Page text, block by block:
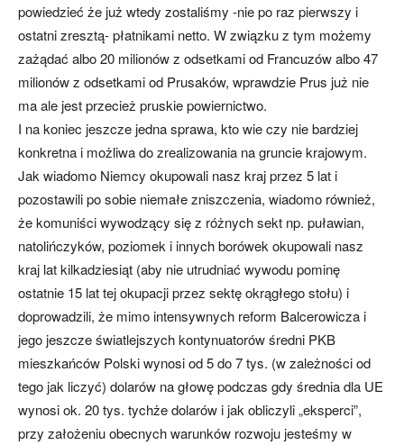
powiedzieć że już wtedy zostaliśmy -nie po raz pierwszy i
ostatni zresztą- płatnikami netto. W związku z tym możemy
zażądać albo 20 milionów z odsetkami od Francuzów albo 47
milionów z odsetkami od Prusaków, wprawdzie Prus już nie
ma ale jest przecież pruskie powiernictwo.
I na koniec jeszcze jedna sprawa, kto wie czy nie bardziej
konkretna i możliwa do zrealizowania na gruncie krajowym.
Jak wiadomo Niemcy okupowali nasz kraj przez 5 lat i
pozostawili po sobie niemałe zniszczenia, wiadomo również,
że komuniści wywodzący się z różnych sekt np. puławian,
natolińczyków, poziomek i innych borówek okupowali nasz
kraj lat kilkadziesiąt (aby nie utrudniać wywodu pominę
ostatnie 15 lat tej okupacji przez sektę okrągłego stołu) i
doprowadzili, że mimo intensywnych reform Balcerowicza i
jego jeszcze światlejszych kontynuatorów średni PKB
mieszkańców Polski wynosi od 5 do 7 tys. (w zależności od
tego jak liczyć) dolarów na głowę podczas gdy średnia dla UE
wynosi ok. 20 tys. tychże dolarów i jak obliczyli „eksperci”,
przy założeniu obecnych warunków rozwoju jesteśmy w